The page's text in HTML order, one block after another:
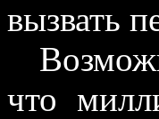
вызвать
что